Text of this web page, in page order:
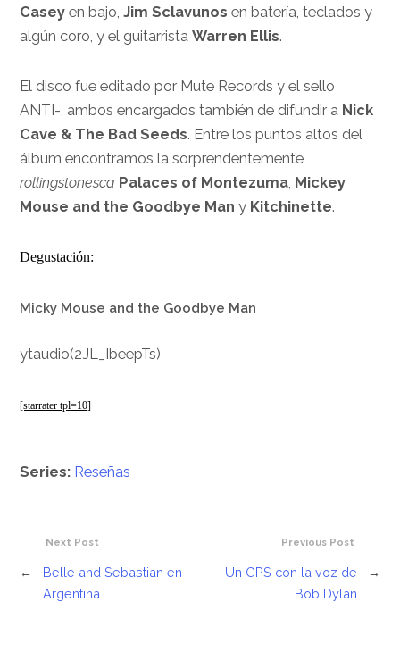
Casey en bajo,Jim Sclavunos en batería, teclados y
algún coro, y el guitarristaWarren Ellis.
El disco fue editado por Mute Records y el sello
ANTI-, ambos encargados también de difundir a Nick
Cave & The Bad Seeds. Entre los puntos altos del
álbum encontramos la sorprendentemente
rollingstonesca Palaces of Montezuma Mickey
Mouse and the Goodbye Man y Kitchinette.
Degustación:
Micky Mouse and the Goodbye Man
ytaudio(2JL_IbeepTs)
[starrater tpl=10]
Series: Reseñas
Previous Post
Un GPS con la voz de
Bob Dylan
→
Next Post
←
Belle and Sebastian en
Argentina